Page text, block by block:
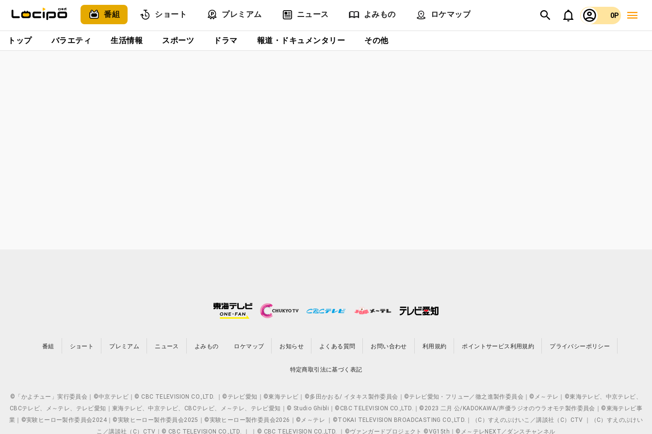
番組 ショート プレミアム ニュース よみもの ロケマップ 0P
トップ バラエティ 生活情報 スポーツ ドラマ 報道・ドキュメンタリー その他
番組 ショート プレミアム ニュース よみもの ロケマップ お知らせ よくある質問 お問い合わせ 利用規約 ポイントサービス利用規約 プライバシーポリシー
特定商取引法に基づく表記
©「かよチュー」実行委員会｜©中京テレビ｜© CBC TELEVISION CO.,LTD. ｜©テレビ愛知｜©東海テレビ｜©多田かおる/ イタキス製作委員会｜©テレビ愛知・フリュー／徹之進製作委員会｜©メ～テレ｜©東海テレビ、中京テレビ、
CBCテレビ、メ～テレ、テレビ愛知｜東海テレビ、中京テレビ、CBCテレビ、メ～テレ、テレビ愛知｜© Studio Ghibli｜©CBC TELEVISION CO.,LTD.｜©2023 二月 公/KADOKAWA/声優ラジオのウラオモテ製作委員会｜©東海テレビ事
業｜©実験ヒーロー製作委員会2024｜©実験ヒーロー製作委員会2025｜©実験ヒーロー製作委員会2026｜©メ～テレ ｜©TOKAI TELEVISION BROADCASTING CO.,LTD.｜（C）すえのぶけいこ／講談社（C）CTV ｜（C）すえのぶけい
こ／講談社（C）CTV｜© CBC TELEVISION CO.,LTD. ｜ ｜© CBC TELEVISION CO.,LTD. ｜©ヴァンガードプロジェクト ©VG15th｜©メ～テレNEXT／ダンスチャンネル